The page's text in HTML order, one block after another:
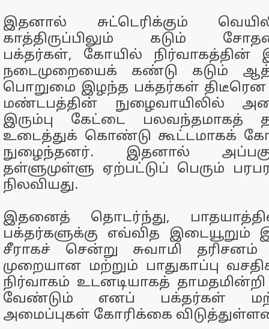
இதனால் சுட்டெரிக்கும்
காத்திருப்பிலும் கடும்
பக்தர்கள், கோயில்
நடைமுறையைக் கண்டு கடும்
பொறுமை இழந்த பக்தர்கள் திடீரென
மண்டபத்தின் நுழைவாயிலில்
இரும்பு கேட்டை
உடைத்துக் கொண்டு கூட்டமாகக்
நுழைந்தனர். இதனால்
தள்ளுமுள்ளு ஏற்பட்டுப் பெரும்
நிலவியது.
இதனைத் தொடர்ந்து,
பக்தர்களுக்கு எவ்வித
சீராகச் சென்று சுவாமி தரிசனம்
முறையான மற்றும் பாதுகாப்பு
நிர்வாகம் உடனடியாகத் தாமதமின்றி
வேண்டும் எனப் பக்தர்கள்
அமைப்புகள் கோரிக்கை